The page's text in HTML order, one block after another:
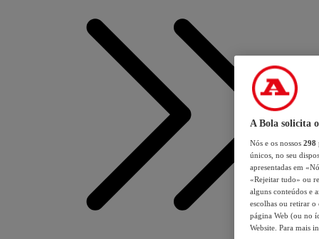
A Bola solicita
Nós e os nossos 298
únicos, no seu
apresentadas em
«Rejeitar tudo» ou
alguns conteúdos e
escolhas ou retirar
página Web (ou no
Website. Para mais